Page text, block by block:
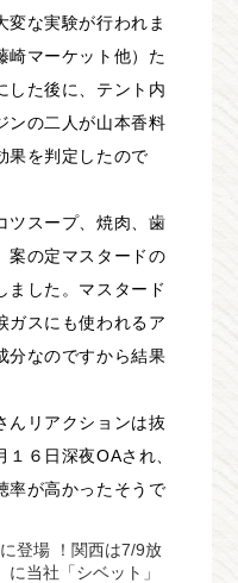
変な実験が行われま
崎マーケット他）た
した後に、テント内
ンの二人が山本香料
果を判定したので
ツスープ、焼肉、歯
案の定マスタードの
ました。マスタード
ガスにも使われるア
分なのですから結果
んリアクションは抜
６日深夜OAされ、
率が高かったそうで
登場 ！関西は7/9放
当社「シベット」